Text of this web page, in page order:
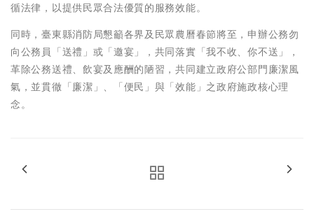
循法律，以提供民眾合法優質的服務效能。
同時，臺東縣消防局懇籲各界及民眾農曆春節將至，申辦公務勿
向公務員「送禮」或「邀宴」，共同落實「我不收、你不送」，
革除公務送禮、飲宴及應酬的陋習，共同建立政府公部門廉潔風
氣，並貫徹「廉潔」、「便民」與「效能」之政府施政核心理
念。